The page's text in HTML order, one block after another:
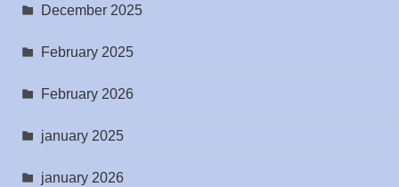
December 2025
February 2025
February 2026
january 2025
january 2026